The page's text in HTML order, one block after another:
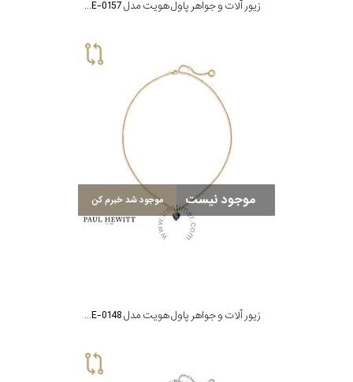
زیور آلات و جواهر پاول هویت مدل PH-JE-0157
موجود نیست موجود شد خبرم کن
زیور آلات و جواهر پاول هویت مدل PH-JE-0148